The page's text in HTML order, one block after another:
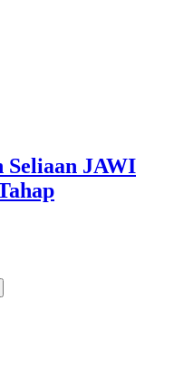
Seliaan JAWI